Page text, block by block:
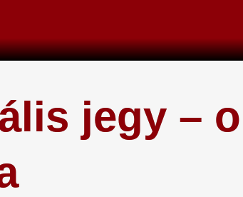
jegy –